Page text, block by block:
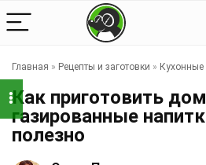
Главная » Рецепты и заготовки »
Как приготовить
газированные
полезно